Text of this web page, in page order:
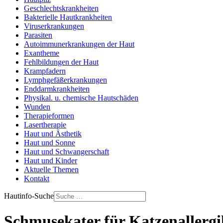
Geschlechtskrankheiten
Bakterielle Hautkrankheiten
Viruserkrankungen
Parasiten
Autoimmunerkrankungen der Haut
Exantheme
Fehlbildungen der Haut
Krampfadern
Lymphgefäßerkrankungen
Enddarmkrankheiten
Physikal. u. chemische Hautschäden
Wunden
Therapieformen
Lasertherapie
Haut und Ästhetik
Haut und Sonne
Haut und Schwangerschaft
Haut und Kinder
Aktuelle Themen
Kontakt
Hautinfo-Suche